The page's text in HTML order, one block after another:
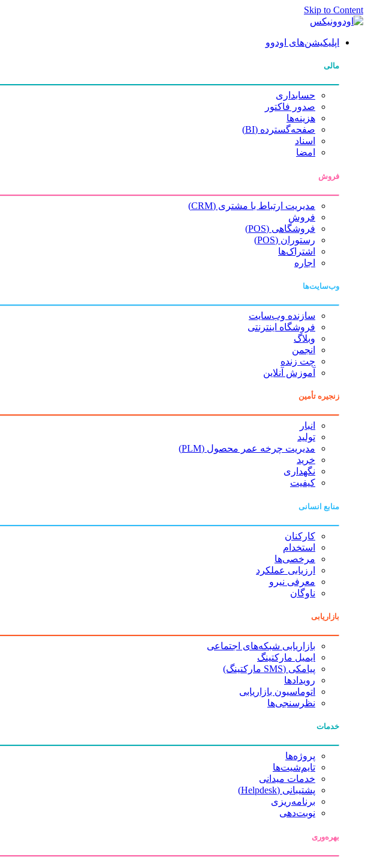
Skip to Content
اپلیکیشن‌های اودوو
مالی
حسابداری
صدور فاکتور
هزینه‌ها
صفحه‌گسترده (BI)
اسناد
امضا
فروش
مدیریت ارتباط با مشتری (CRM)
فروش
فروشگاهی (POS)
رستوران (POS)
اشتراک‌ها
اجاره
وب‌سایت‌ها
سازنده وب‌سایت
فروشگاه اینترنتی
وبلاگ
انجمن
چت زنده
آموزش آنلاین
زنجیره تأمین
انبار
تولید
مدیریت چرخه عمر محصول (PLM)
خرید
نگهداری
کیفیت
منابع انسانی
کارکنان
استخدام
مرخصی‌ها
ارزیابی عملکرد
معرفی نیرو
ناوگان
بازاریابی
بازاریابی شبکه‌های اجتماعی
ایمیل مارکتینگ
پیامکی (SMS مارکتینگ)
رویدادها
اتوماسیون بازاریابی
نظرسنجی‌ها
خدمات
پروژه‌ها
تایم‌شیت‌ها
خدمات میدانی
پشتیبانی (Helpdesk)
برنامه‌ریزی
نوبت‌دهی
بهره‌وری